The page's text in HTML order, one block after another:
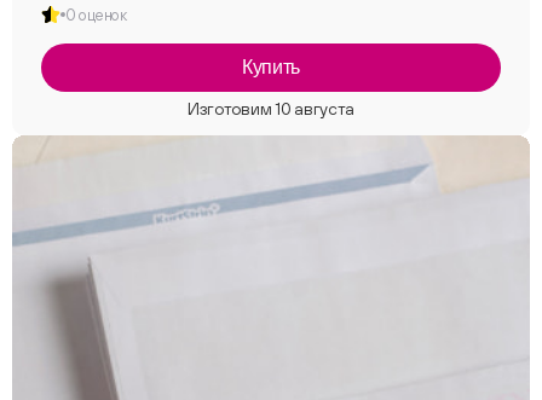
0 оценок
Купить